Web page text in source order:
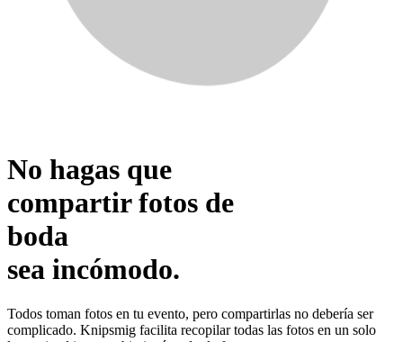
No hagas que
compartir fotos de
boda
sea incómodo.
Todos toman fotos en tu evento, pero compartirlas no debería ser
complicado. Knipsmig facilita recopilar todas las fotos en un solo